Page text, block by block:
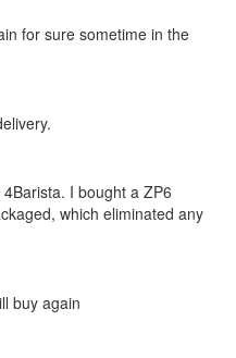
for sure sometime in the
I bought a ZP6
which eliminated any
buy again